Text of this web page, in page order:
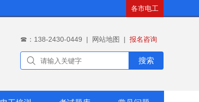
各市电工
☎：138-2430-0449 | 网站地图 | 报名咨询
搜索